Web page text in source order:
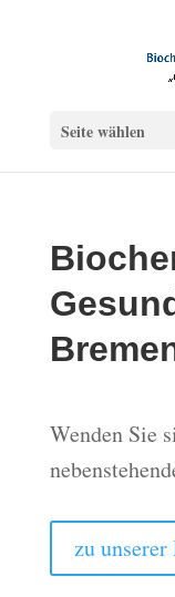
Seite wählen
Wenden Sie
zu unserer